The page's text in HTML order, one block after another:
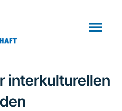
interkulturellen